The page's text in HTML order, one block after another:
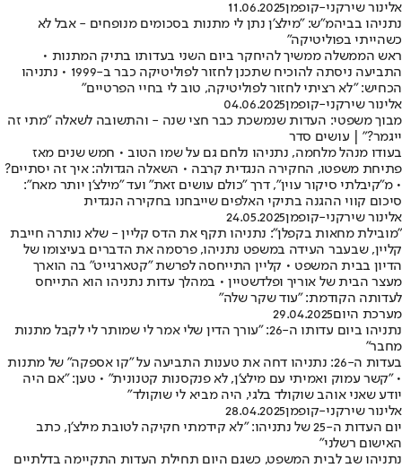
אלינור שירקני-קופמן11.06.2025
נתניהו בביהמ"ש: "מילצ'ן נתן לי מתנות בסכומים מנופחים - אבל לא
כשהייתי בפוליטיקה"
ראש הממשלה ממשיך להיחקר ביום השני בעדותו בתיק המתנות •
התביעה ניסתה להוכיח שתכנן לחזור לפוליטיקה כבר ב-1999 • נתניהו
הכחיש: "לא רציתי לחזור לפוליטיקה, טוב לי בחיי הפרטיים"
אלינור שירקני-קופמן04.06.2025
מבוך משפטי: העדות שנמשכת כבר חצי שנה - והתשובה לשאלה "מתי זה
ייגמר?" | עושים סדר
בעודו מנהל מלחמה, נתניהו נלחם גם על שמו הטוב • חמש שנים מאז
פתיחת משפטו, החקירה הנגדית קרבה • השאלה הגדולה: איך זה יסתיים?
• מ"קיבלתי סיקור עוין", דרך "כולם עושים זאת" ועד "מילצ'ן יותר מאח":
סיכום קווי ההגנה בתיקי האלפים שייבחנו בחקירה הנגדית
אלינור שירקני-קופמן24.05.2025
"מובילת מחאות בקפלן": נתניהו תקף את הדס קליין - שלא נותרה חייבת
קליין, שבעבר העידה במשפט נתניהו, פרסמה את הדברים בעיצומו של
הדיון בבית המשפט • קליין התייחסה לפרשת "קטארגייט" בה הוארך
מעצר הבית של אוריך ופלדשטיין • במהלך עדות נתניהו הוא התייחס
לעדותה הקודמת: "עוד שקר שלה"
מערכת היום29.04.2025
נתניהו ביום עדותו ה-26: "עורך הדין שלי אמר לי שמותר לי לקבל מתנות
מחבר"
בעדות ה-26: נתניהו דחה את טענות התביעה על "קו אספקה" של מתנות
• "קשר עמוק ואמיתי עם מילצ'ן, לא פנקסנות קטנונית" • טען: "אם היה
יודע שאני אוהב שוקולד בלגי, היה מביא לי שוקולד"
אלינור שירקני-קופמן28.04.2025
יום העדות ה-25 של נתניהו: "לא קידמתי חקיקה לטובת מילצ'ן, כתב
האישום רשלני"
נתניהו שב לבית המשפט, כשגם היום תחילת העדות התקיימה בדלתיים